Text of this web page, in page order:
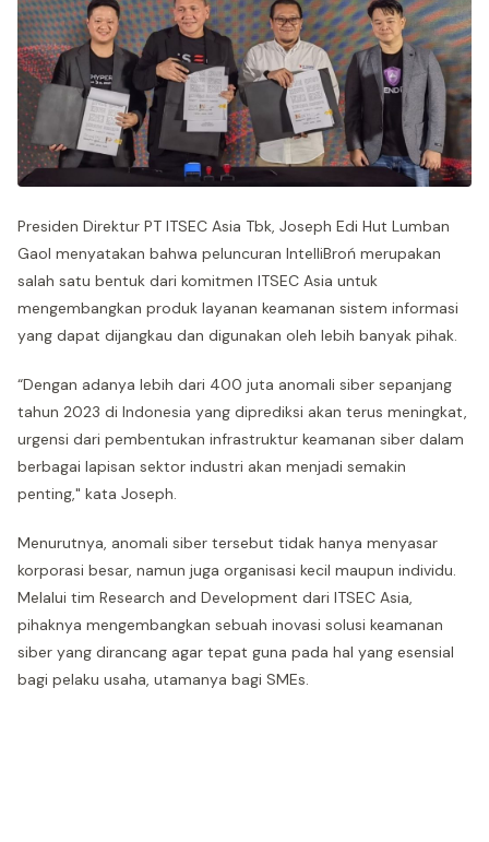
Presiden Direktur PT ITSEC Asia Tbk, Joseph Edi Hut Lumban
Gaol menyatakan bahwa peluncuran IntelliBroń merupakan
salah satu bentuk dari komitmen ITSEC Asia untuk
mengembangkan produk layanan keamanan sistem informasi
yang dapat dijangkau dan digunakan oleh lebih banyak pihak.
“Dengan adanya lebih dari 400 juta anomali siber sepanjang
tahun 2023 di Indonesia yang diprediksi akan terus meningkat,
urgensi dari pembentukan infrastruktur keamanan siber dalam
berbagai lapisan sektor industri akan menjadi semakin
penting," kata Joseph.
Menurutnya, anomali siber tersebut tidak hanya menyasar
korporasi besar, namun juga organisasi kecil maupun individu.
Melalui tim Research and Development dari ITSEC Asia,
pihaknya mengembangkan sebuah inovasi solusi keamanan
siber yang dirancang agar tepat guna pada hal yang esensial
bagi pelaku usaha, utamanya bagi SMEs.